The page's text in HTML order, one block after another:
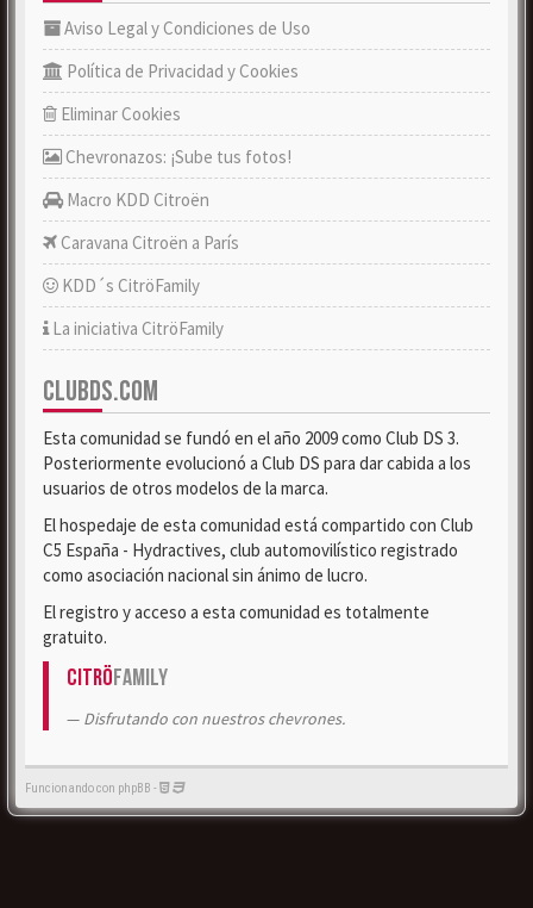
Aviso Legal y Condiciones de Uso
Política de Privacidad y Cookies
Eliminar Cookies
Chevronazos: ¡Sube tus fotos!
Macro KDD Citroën
Caravana Citroën a París
KDD´s CitröFamily
La iniciativa CitröFamily
CLUBDS.COM
Esta comunidad se fundó en el año 2009 como Club DS 3.
Posteriormente evolucionó a Club DS para dar cabida a los
usuarios de otros modelos de la marca.
El hospedaje de esta comunidad está compartido con Club
C5 España - Hydractives, club automovilístico registrado
como asociación nacional sin ánimo de lucro.
El registro y acceso a esta comunidad es totalmente
gratuito.
CitröFamily
Disfrutando con nuestros chevrones.
Funcionando con phpBB -